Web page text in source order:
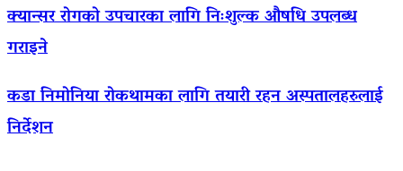
क्यान्सर रोगको उपचारका लागि निःशुल्क औषधि उपलब्ध
गराइने
कडा निमोनिया रोकथामका लागि तयारी रहन अस्पतालहरुलाई
निर्देशन